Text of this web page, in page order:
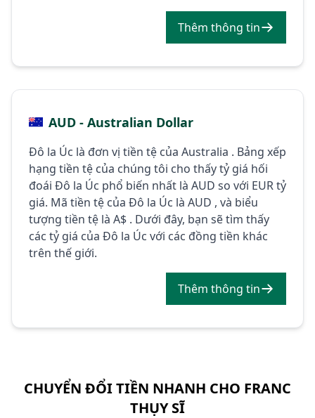
Thêm thông tin
AUD - Australian Dollar
Đô la Úc là đơn vị tiền tệ của Australia . Bảng xếp
hạng tiền tệ của chúng tôi cho thấy tỷ giá hối
đoái Đô la Úc phổ biến nhất là AUD so với EUR tỷ
giá. Mã tiền tệ của Đô la Úc là AUD , và biểu
tượng tiền tệ là A$ . Dưới đây, bạn sẽ tìm thấy
các tỷ giá của Đô la Úc với các đồng tiền khác
trên thế giới.
Thêm thông tin
CHUYỂN ĐỔI TIỀN NHANH CHO FRANC
THỤY SĨ